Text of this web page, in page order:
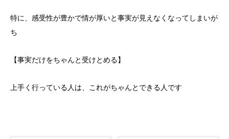
特に、感受性が豊かで情が厚いと事実が見えなくなってしまいが
ち
【事実だけをちゃんと受けとめる】
上手く行っている人は、これがちゃんとできる人です